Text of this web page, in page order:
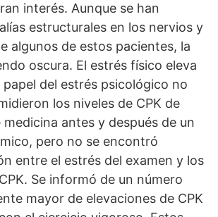
interés. Aunque se han
estructurales en los nervios y
algunos de estos pacientes, la
oscura. El estrés físico eleva
papel del estrés psicológico no
los niveles de CPK de
antes y después de un
pero no se encontró
entre el estrés del examen y los
Se informó de un número
mayor de elevaciones de CPK